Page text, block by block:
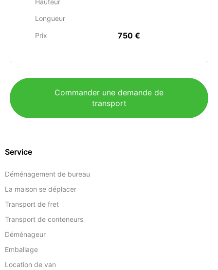
Hauteur
Longueur
Prix 750 €
Commander une demande de
transport
Service
Déménagement de bureau
La maison se déplacer
Transport de fret
Transport de conteneurs
Déménageur
Emballage
Location de van